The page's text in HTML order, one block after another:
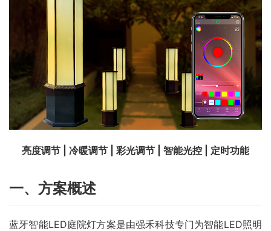
亮度调节 | 冷暖调节 | 彩光调节 | 智能光控 | 定时功能
一、方案概述
蓝牙智能LED庭院灯方案是由强禾科技专门为智能LED照明